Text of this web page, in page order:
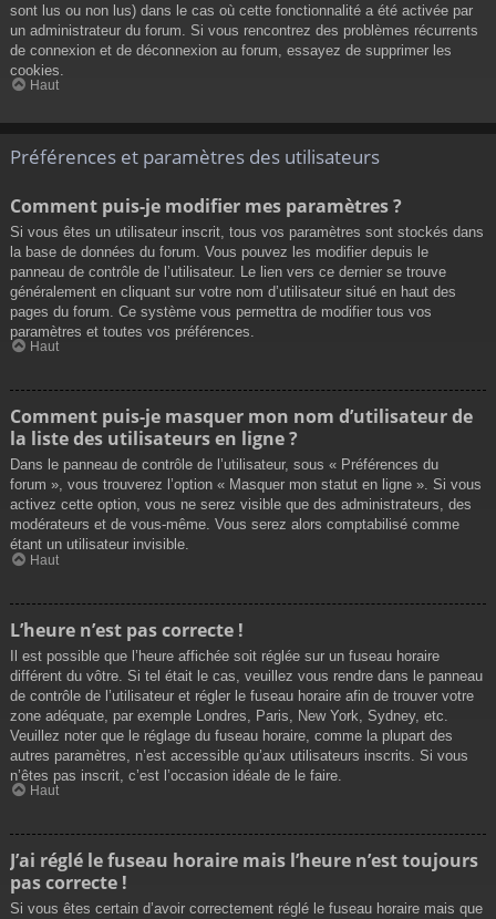
sont lus ou non lus) dans le cas où cette fonctionnalité a été activée par
un administrateur du forum. Si vous rencontrez des problèmes récurrents
de connexion et de déconnexion au forum, essayez de supprimer les
cookies.
Haut
Préférences et paramètres des utilisateurs
Comment puis-je modifier mes paramètres ?
Si vous êtes un utilisateur inscrit, tous vos paramètres sont stockés dans
la base de données du forum. Vous pouvez les modifier depuis le
panneau de contrôle de l’utilisateur. Le lien vers ce dernier se trouve
généralement en cliquant sur votre nom d’utilisateur situé en haut des
pages du forum. Ce système vous permettra de modifier tous vos
paramètres et toutes vos préférences.
Haut
Comment puis-je masquer mon nom d’utilisateur de
la liste des utilisateurs en ligne ?
Dans le panneau de contrôle de l’utilisateur, sous « Préférences du
forum », vous trouverez l’option « Masquer mon statut en ligne ». Si vous
activez cette option, vous ne serez visible que des administrateurs, des
modérateurs et de vous-même. Vous serez alors comptabilisé comme
étant un utilisateur invisible.
Haut
L’heure n’est pas correcte !
Il est possible que l’heure affichée soit réglée sur un fuseau horaire
différent du vôtre. Si tel était le cas, veuillez vous rendre dans le panneau
de contrôle de l’utilisateur et régler le fuseau horaire afin de trouver votre
zone adéquate, par exemple Londres, Paris, New York, Sydney, etc.
Veuillez noter que le réglage du fuseau horaire, comme la plupart des
autres paramètres, n’est accessible qu’aux utilisateurs inscrits. Si vous
n’êtes pas inscrit, c’est l’occasion idéale de le faire.
Haut
J’ai réglé le fuseau horaire mais l’heure n’est toujours
pas correcte !
Si vous êtes certain d’avoir correctement réglé le fuseau horaire mais que